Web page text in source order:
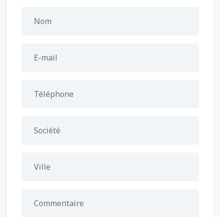
Nom
E-mail
Téléphone
Société
Ville
Commentaire